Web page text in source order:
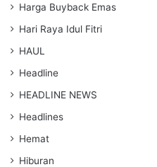
Harga Buyback Emas
Hari Raya Idul Fitri
HAUL
Headline
HEADLINE NEWS
Headlines
Hemat
Hiburan